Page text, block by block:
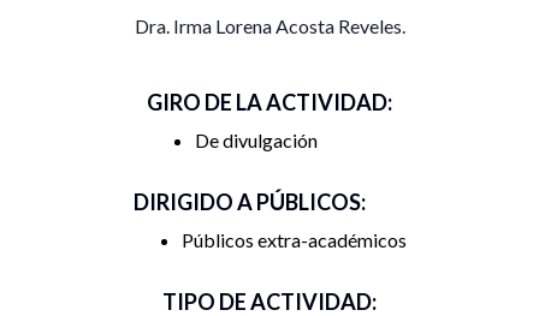
Dra. Irma Lorena Acosta Reveles.
GIRO DE LA ACTIVIDAD:
De divulgación
DIRIGIDO A PÚBLICOS:
Públicos extra-académicos
TIPO DE ACTIVIDAD: